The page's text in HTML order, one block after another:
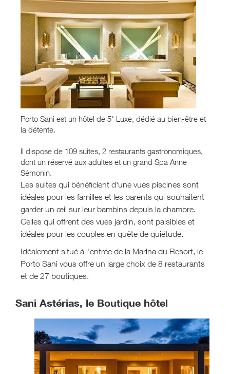
Porto Sani est un hôtel de 5* Luxe, dédié au bien-être et
la détente.
Il dispose de 109 suites, 2 restaurants gastronomiques,
dont un réservé aux adultes et un grand Spa Anne
Sémonin.
Les suites qui bénéficient d'une vues piscines sont
idéales pour les familles et les parents qui souhaitent
garder un œil sur leur bambins depuis la chambre.
Celles qui offrent des vues jardin, sont paisibles et
idéales pour les couples en quête de quiétude.
Idéalement situé à l’entrée de la Marina du Resort, le
Porto Sani vous offre un large choix de 8 restaurants
et de 27 boutiques.
Sani Astérias, le Boutique hôtel